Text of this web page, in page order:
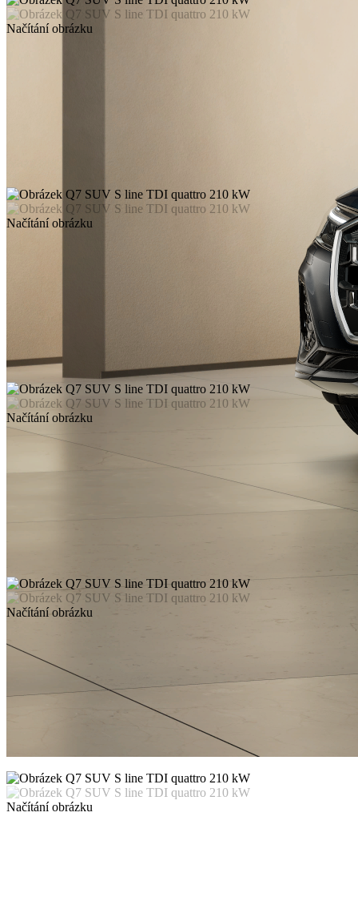
Načítání obrázku
Načítání obrázku
Načítání obrázku
Načítání obrázku
Načítání obrázku